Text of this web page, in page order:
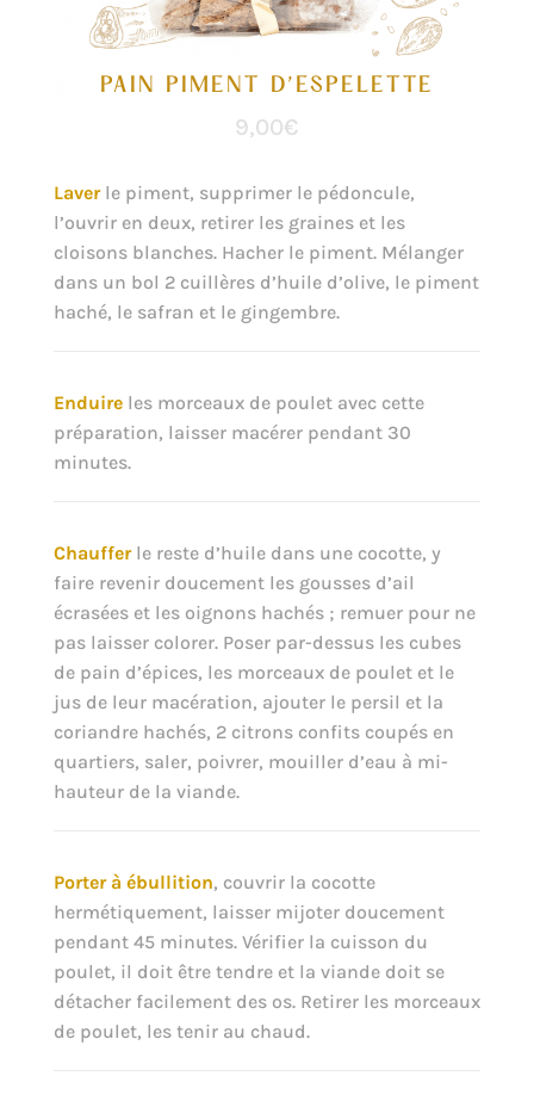
PAIN PIMENT D’ESPELETTE
9,00€
Laverle piment, supprimer le pédoncule,
l’ouvrir en deux, retirer les graines et les
cloisons blanches. Hacher le piment. Mélanger
dans un bol 2 cuillères d’huile d’olive, le piment
haché, le safran et le gingembre.
Enduireles morceaux de poulet avec cette
préparation, laisser macérer pendant 30
minutes.
Chaufferle reste d’huile dans une cocotte, y
faire revenir doucement les gousses d’ail
écrasées et les oignons hachés ; remuer pour ne
pas laisser colorer. Poser par-dessus les cubes
de pain d’épices, les morceaux de poulet et le
jus de leur macération, ajouter le persil et la
coriandre hachés, 2 citrons confits coupés en
quartiers, saler, poivrer, mouiller d’eau à mi-
hauteur de la viande.
Porter à ébullition, couvrir la cocotte
hermétiquement, laisser mijoter doucement
pendant 45 minutes. Vérifier la cuisson du
poulet, il doit être tendre et la viande doit se
détacher facilement des os. Retirer les morceaux
de poulet, les tenir au chaud.